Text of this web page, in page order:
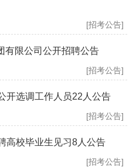
[招考公告]
有限公司公开招聘公告
[招考公告]
开选调工作人员22人公告
[招考公告]
高校毕业生见习8人公告
[招考公告]